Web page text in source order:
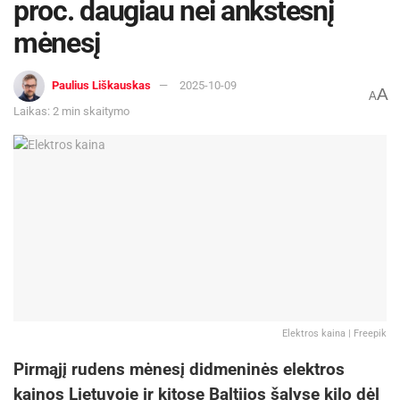
proc. daugiau nei ankstesnį
mėnesį
Paulius Liškauskas
2025-10-09
Laikas: 2 min skaitymo
AA
Elektros kaina | Freepik
Pirmąjį rudens mėnesį didmeninės elektros
kainos Lietuvoje ir kitose Baltijos šalyse kilo dėl